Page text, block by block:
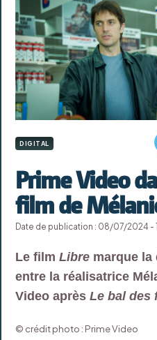
DIGITAL
Prime Video
film de
Date de publication : 08/07/2024 -
Le filmLibre marque la
entre la réalisatrice
Video aprèsLe bal des
© crédit photo : Prime Video